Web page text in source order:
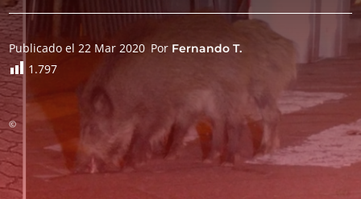
Publicado el 22 Mar 2020 Por Fernando T.
1.797
©